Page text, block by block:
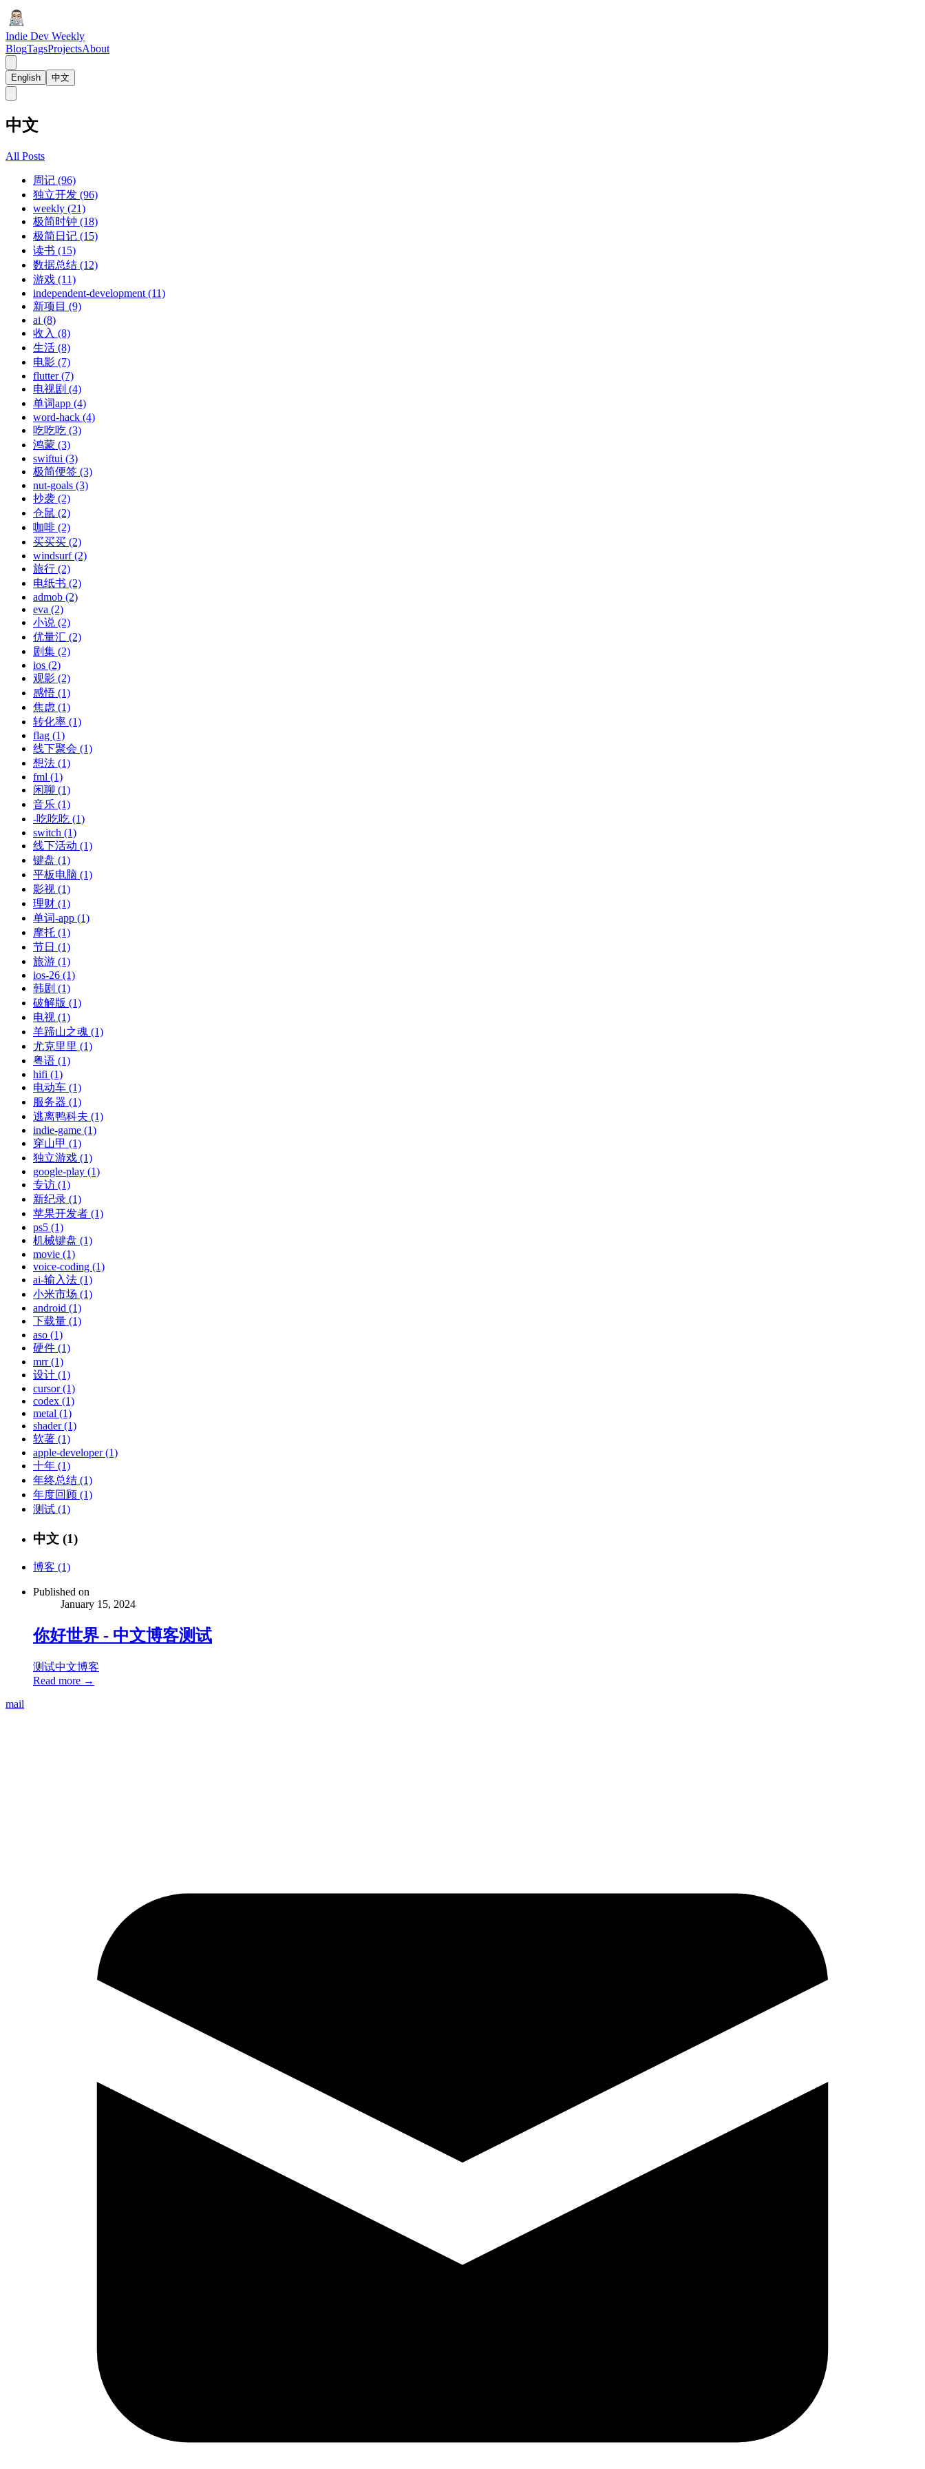
Indie Dev Weekly
BlogTagsProjectsAbout
English 中文
中文
All Posts
周记 (96)
独立开发 (96)
weekly (21)
极简时钟 (18)
极简日记 (15)
读书 (15)
数据总结 (12)
游戏 (11)
independent-development (11)
新项目 (9)
ai (8)
收入 (8)
生活 (8)
电影 (7)
flutter (7)
电视剧 (4)
单词app (4)
word-hack (4)
吃吃吃 (3)
鸿蒙 (3)
swiftui (3)
极简便签 (3)
nut-goals (3)
抄袭 (2)
仓鼠 (2)
咖啡 (2)
买买买 (2)
windsurf (2)
旅行 (2)
电纸书 (2)
admob (2)
eva (2)
小说 (2)
优量汇 (2)
剧集 (2)
ios (2)
观影 (2)
感悟 (1)
焦虑 (1)
转化率 (1)
flag (1)
线下聚会 (1)
想法 (1)
fml (1)
闲聊 (1)
音乐 (1)
-吃吃吃 (1)
switch (1)
线下活动 (1)
键盘 (1)
平板电脑 (1)
影视 (1)
理财 (1)
单词-app (1)
摩托 (1)
节日 (1)
旅游 (1)
ios-26 (1)
韩剧 (1)
破解版 (1)
电视 (1)
羊蹄山之魂 (1)
尤克里里 (1)
粤语 (1)
hifi (1)
电动车 (1)
服务器 (1)
逃离鸭科夫 (1)
indie-game (1)
穿山甲 (1)
独立游戏 (1)
google-play (1)
专访 (1)
新纪录 (1)
苹果开发者 (1)
ps5 (1)
机械键盘 (1)
movie (1)
voice-coding (1)
ai-输入法 (1)
小米市场 (1)
android (1)
下载量 (1)
aso (1)
硬件 (1)
mrr (1)
设计 (1)
cursor (1)
codex (1)
metal (1)
shader (1)
软著 (1)
apple-developer (1)
十年 (1)
年终总结 (1)
年度回顾 (1)
测试 (1)
中文 (1)
博客 (1)
Published on
January 15, 2024
你好世界 - 中文博客测试
测试中文博客
Read more →
mail